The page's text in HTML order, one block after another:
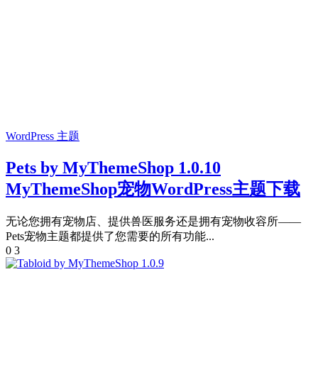
WordPress 主题
Pets by MyThemeShop 1.0.10
MyThemeShop宠物WordPress主题下载
无论您拥有宠物店、提供兽医服务还是拥有宠物收容所——
Pets宠物主题都提供了您需要的所有功能...
0 3